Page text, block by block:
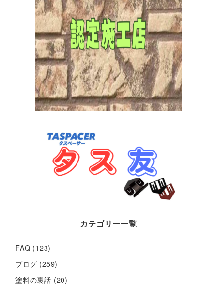
カテゴリー一覧
FAQ (123)
ブログ (259)
塗料の裏話 (20)